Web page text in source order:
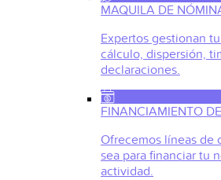
MAQUILA DE
Expertos gestionan
cálculo, dispersión,
declaraciones.
FINANCIAMIENTO
Ofrecemos líneas de
sea para financiar tu
actividad.